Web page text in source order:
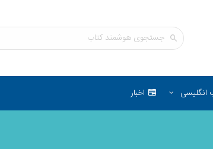
انگلیسی اخبار